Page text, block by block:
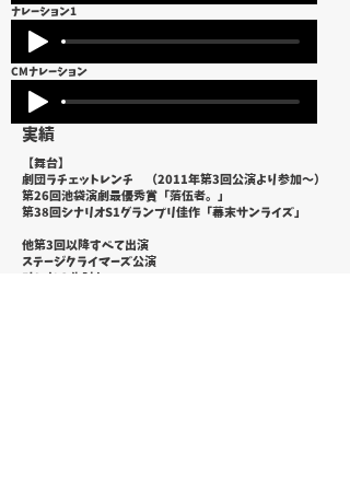
ナレーション1
CMナレーション
​実績
【舞台】
劇団ラチェットレンチ （2011年第3回公演より参加～）
第26回池袋演劇最優秀賞「落伍者。」
第38回シナリオS1グランプリ佳作「幕末サンライズ」
他第3回以降すべて出演
ステージクライマーズ公演